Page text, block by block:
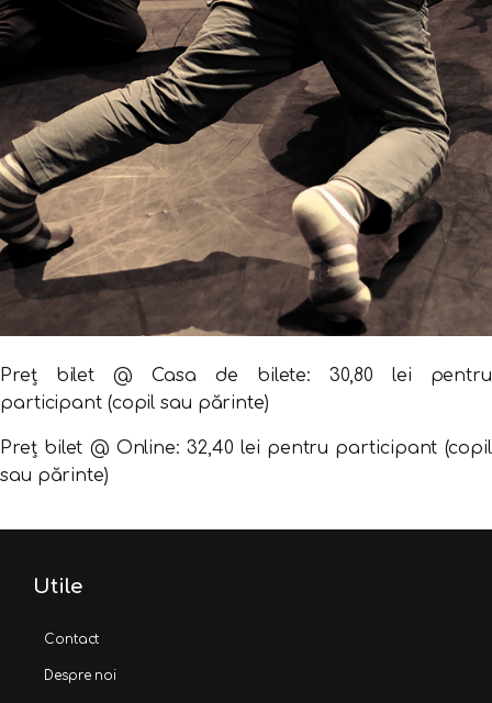
Preț bilet @ Casa de bilete: 30,80 lei pentru
participant (copil sau părinte)
Preț bilet @ Online: 32,40 lei pentru participant (copil
sau părinte)
Utile
Contact
Despre noi